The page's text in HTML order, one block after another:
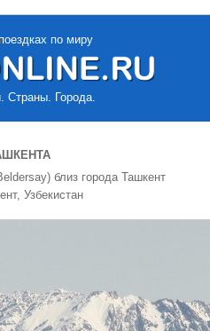
по миру
Страны. Города.
близ города Ташкент
Узбекистан